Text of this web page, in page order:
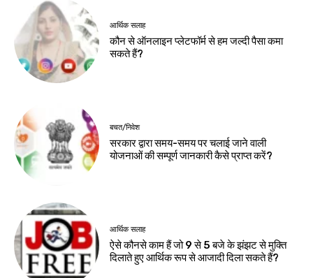
आर्थिक सलाह
कौन से ऑनलाइन प्लेटफॉर्म से हम जल्दी पैसा कमा
सकते हैं?
बचत/निवेश
सरकार द्वारा समय-समय पर चलाई जाने वाली
योजनाओं की सम्पूर्ण जानकारी कैसे प्राप्त करें?
आर्थिक सलाह
ऐसे कौनसे काम हैं जो 9 से 5 बजे के झंझट से मुक्ति
दिलाते हुए आर्थिक रूप से आजादी दिला सकते हैं?